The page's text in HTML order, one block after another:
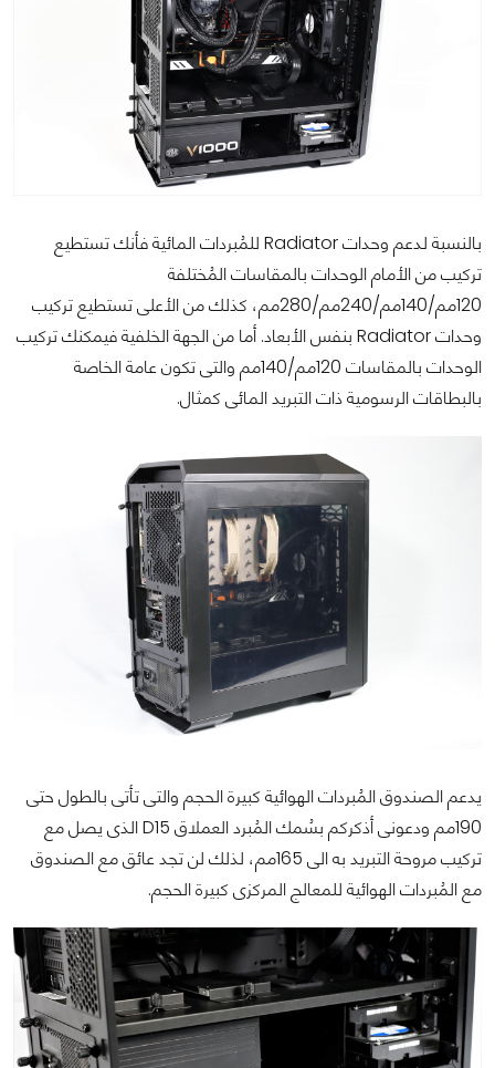
بالنسبة لدعم وحدات Radiator للمُبردات المائية فأنك تستطيع
تركيب من الأمام الوحدات بالمقاسات المُختلفة
120مم/140مم/240مم/280مم، كذلك من الأعلى تستطيع تركيب
وحدات Radiator بنفس الأبعاد. أما من الجهة الخلفية فيمكنك تركيب
الوحدات بالمقاسات 120مم/140مم والتى تكون عامة الخاصة
بالبطاقات الرسومية ذات التبريد المائى كمثال.
يدعم الصندوق المُبردات الهوائية كبيرة الحجم والتى تأتى بالطول حتى
190مم ودعونى أذكركم بسُمك المُبرد العملاق D15 الذى يصل مع
تركيب مروحة التبريد به الى 165مم، لذلك لن تجد عائق مع الصندوق
مع المُبردات الهوائية للمعالج المركزى كبيرة الحجم.